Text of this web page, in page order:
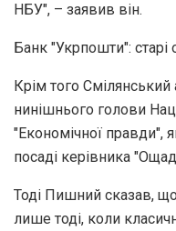
НБУ", – заявив він.
Банк "Укрпошти": старі
Крім того
нинішнього голови
"Економічної правди",
посаді керівника
Тоді Пишний сказав,
лише тоді, коли